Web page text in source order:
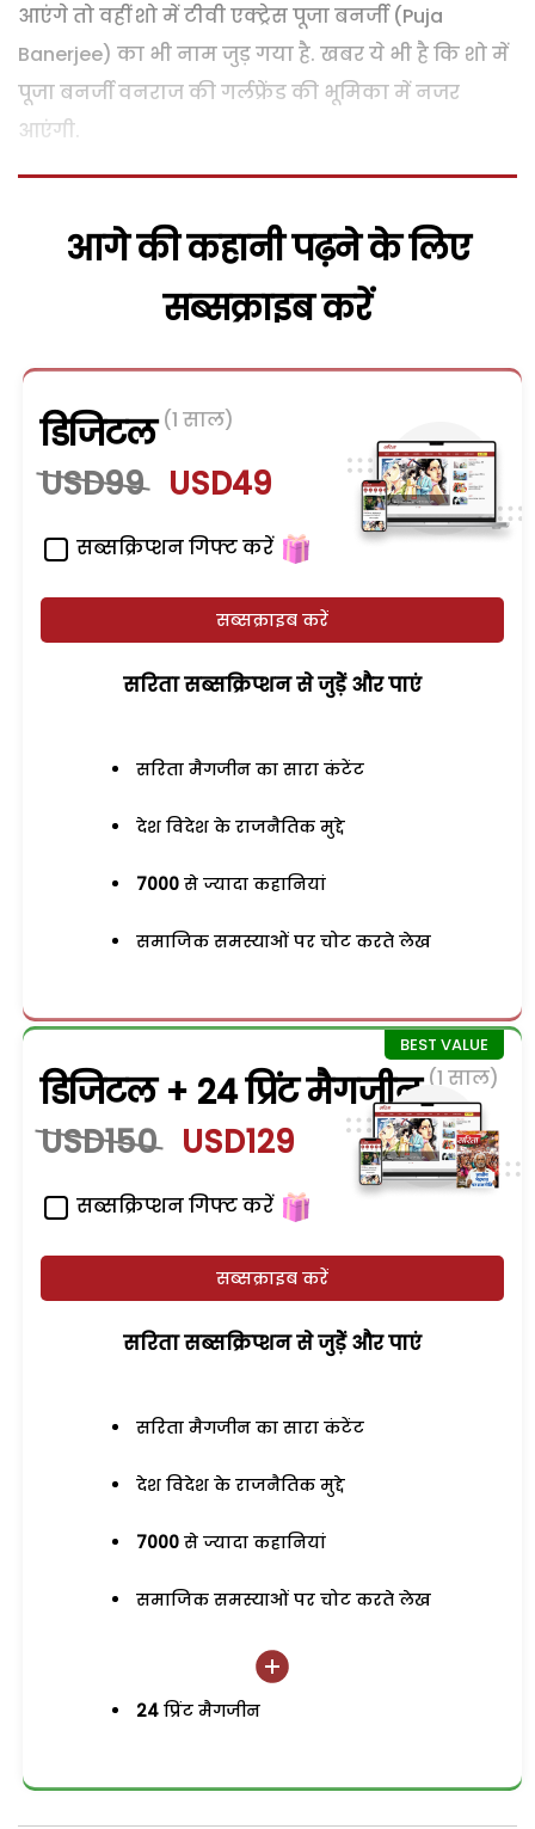
आएंगे तो वहीं शो में टीवी एक्ट्रेस पूजा बनर्जी (Puja
Banerjee) का भी नाम जुड़ गया है. खबर ये भी है कि शो में
पूजा बनर्जी वनराज की गर्लफ्रेंड की भूमिका में नजर
आएंगी.
आगे की कहानी पढ़ने के लिए
सब्सक्राइब करें
डिजिटल (1 साल)
USD99 USD49
सब्सक्रिप्शन गिफ्ट करें
सब्सक्राइब करें
सरिता सब्सक्रिप्शन से जुड़ेें और पाएं
सरिता मैगजीन का सारा कंटेंट
देश विदेश के राजनैतिक मुद्दे
7000 से ज्यादा कहानियां
समाजिक समस्याओं पर चोट करते लेख
डिजिटल + 24 प्रिंट मैगजीन (1 साल)
USD150 USD129
सब्सक्रिप्शन गिफ्ट करें
सब्सक्राइब करें
सरिता सब्सक्रिप्शन से जुड़ेें और पाएं
सरिता मैगजीन का सारा कंटेंट
देश विदेश के राजनैतिक मुद्दे
7000 से ज्यादा कहानियां
समाजिक समस्याओं पर चोट करते लेख
24 प्रिंट मैगजीन